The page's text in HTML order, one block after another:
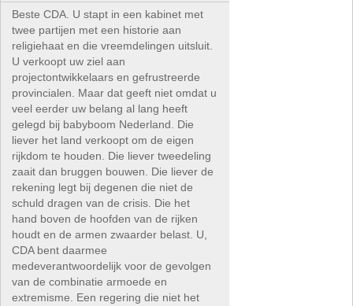
Beste CDA. U stapt in een kabinet met
twee partijen met een historie aan
religiehaat en die vreemdelingen uitsluit.
U verkoopt uw ziel aan
projectontwikkelaars en gefrustreerde
provincialen. Maar dat geeft niet omdat u
veel eerder uw belang al lang heeft
gelegd bij babyboom Nederland. Die
liever het land verkoopt om de eigen
rijkdom te houden. Die liever tweedeling
zaait dan bruggen bouwen. Die liever de
rekening legt bij degenen die niet de
schuld dragen van de crisis. Die het
hand boven de hoofden van de rijken
houdt en de armen zwaarder belast. U,
CDA bent daarmee
medeverantwoordelijk voor de gevolgen
van de combinatie armoede en
extremisme. Een regering die niet het